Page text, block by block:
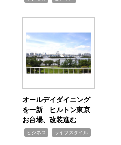
オールデイダイニング
を一新 ヒルトン東京
お台場、改装進む
ビジネス ライフスタイル